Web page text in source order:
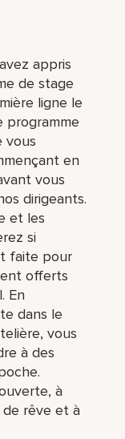
appris
de stage
ligne le
vous
en
vous
dirigeants.
et les
si
faite pour
offerts
En
dans le
vous
à des
à
rêve et à